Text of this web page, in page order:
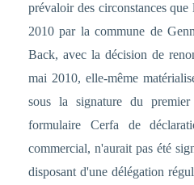
prévaloir des circonstances
2010 par la commune de
Back, avec la décision de
mai 2010, elle-même
sous la signature du
formulaire Cerfa de
commercial, n'aurait pas été
disposant d'une délégation